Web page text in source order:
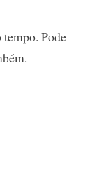
Pode